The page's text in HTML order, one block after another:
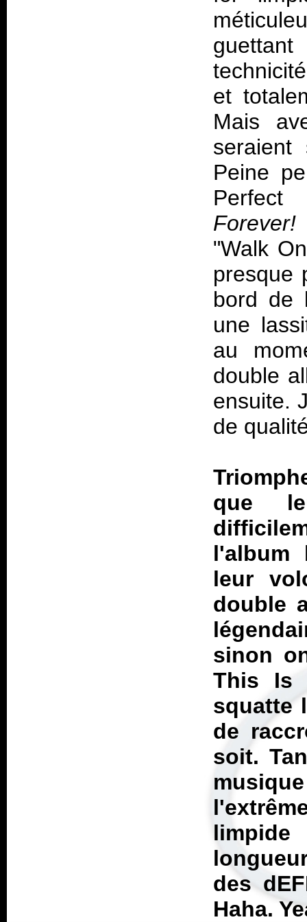
et
Mais
seraient
Peine
Forever!
"Walk
presque
bord de
une
au
double
ensuite.
de
que
l'album
leur
double
sinon
This Is
squatte
de
soit.
des
Haha.